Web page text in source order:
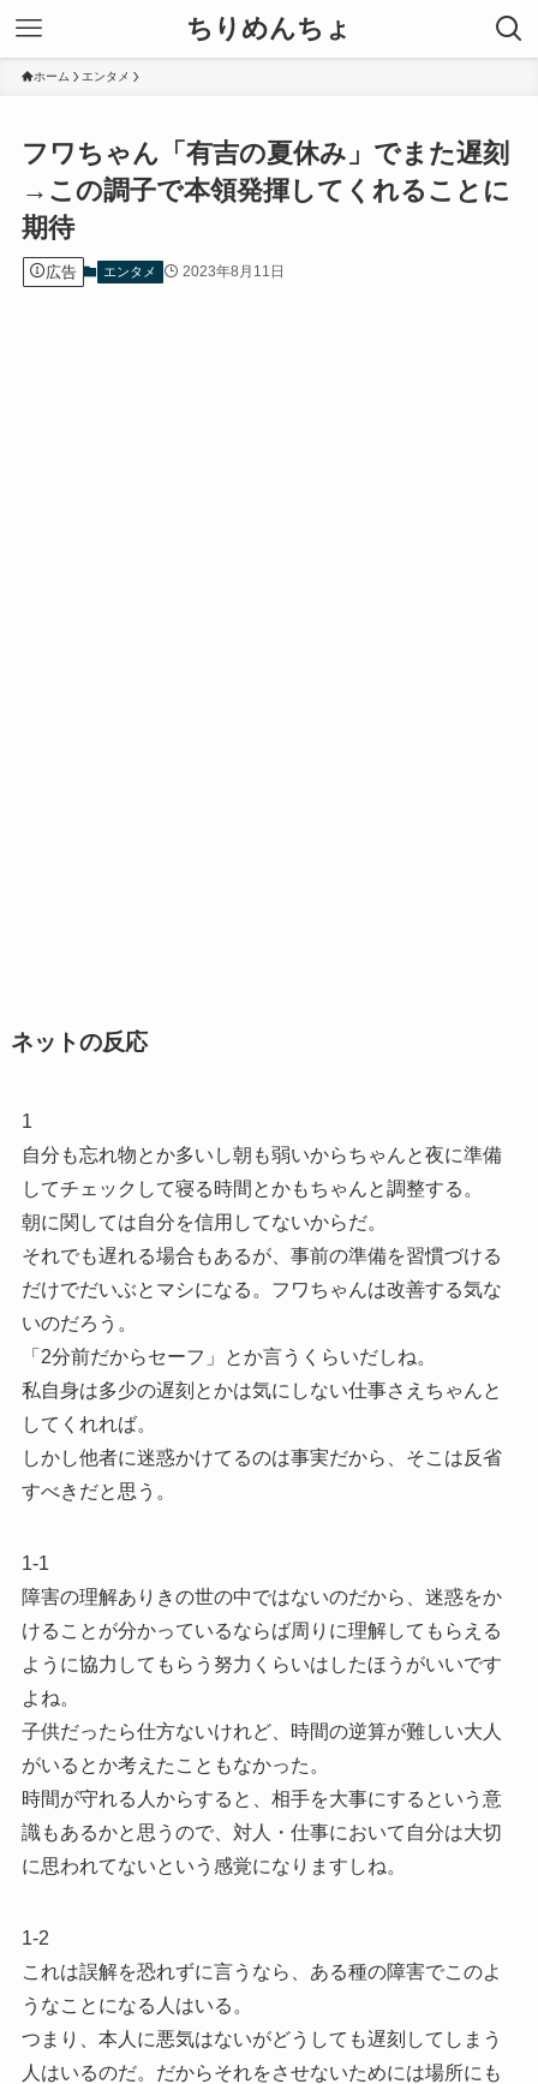
ちりめんちょ
ホーム エンタメ
フワちゃん「有吉の夏休み」でまた遅刻
→この調子で本領発揮してくれることに
期待
広告 エンタメ 2023年8月11日
ネットの反応
1
自分も忘れ物とか多いし朝も弱いからちゃんと夜に準備
してチェックして寝る時間とかもちゃんと調整する。
朝に関しては自分を信用してないからだ。
それでも遅れる場合もあるが、事前の準備を習慣づける
だけでだいぶとマシになる。フワちゃんは改善する気な
いのだろう。
「2分前だからセーフ」とか言うくらいだしね。
私自身は多少の遅刻とかは気にしない仕事さえちゃんと
してくれれば。
しかし他者に迷惑かけてるのは事実だから、そこは反省
すべきだと思う。
1-1
障害の理解ありきの世の中ではないのだから、迷惑をか
けることが分かっているならば周りに理解してもらえる
ように協力してもらう努力くらいはしたほうがいいです
よね。
子供だったら仕方ないけれど、時間の逆算が難しい大人
がいるとか考えたこともなかった。
時間が守れる人からすると、相手を大事にするという意
識もあるかと思うので、対人・仕事において自分は大切
に思われてないという感覚になりますしね。
1-2
これは誤解を恐れずに言うなら、ある種の障害でこのよ
うなことになる人はいる。
つまり、本人に悪気はないがどうしても遅刻してしまう
人はいるのだ。だからそれをさせないためには場所にも